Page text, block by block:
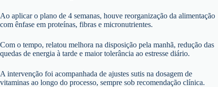
Ao aplicar o plano de 4 semanas, houve reorganização da alimentação
com ênfase em proteínas, fibras e micronutrientes.
Com o tempo, relatou melhora na disposição pela manhã, redução das
quedas de energia à tarde e maior tolerância ao estresse diário.
A intervenção foi acompanhada de ajustes sutis na dosagem de
vitaminas ao longo do processo, sempre sob recomendação clínica.